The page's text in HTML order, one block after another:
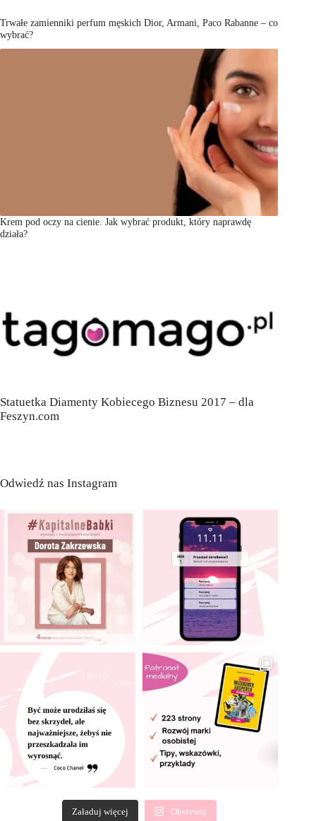
Trwałe zamienniki perfum męskich Dior, Armani, Paco Rabanne – co
wybrać?
Krem pod oczy na cienie. Jak wybrać produkt, który naprawdę
działa?
Statuetka Diamenty Kobiecego Biznesu 2017 – dla
Feszyn.com
Odwiedź nas Instagram
Załaduj więcej Obserwuj